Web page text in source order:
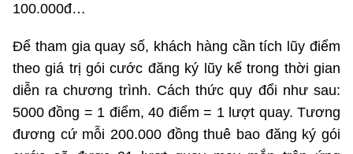
100.000đ…
Để tham gia quay số, khách hàng cần tích lũy điểm
theo giá trị gói cước đăng ký lũy kế trong thời gian
diễn ra chương trình. Cách thức quy đổi như sau:
5000 đồng = 1 điểm, 40 điểm = 1 lượt quay. Tương
đương cứ mỗi 200.000 đồng thuê bao đăng ký gói